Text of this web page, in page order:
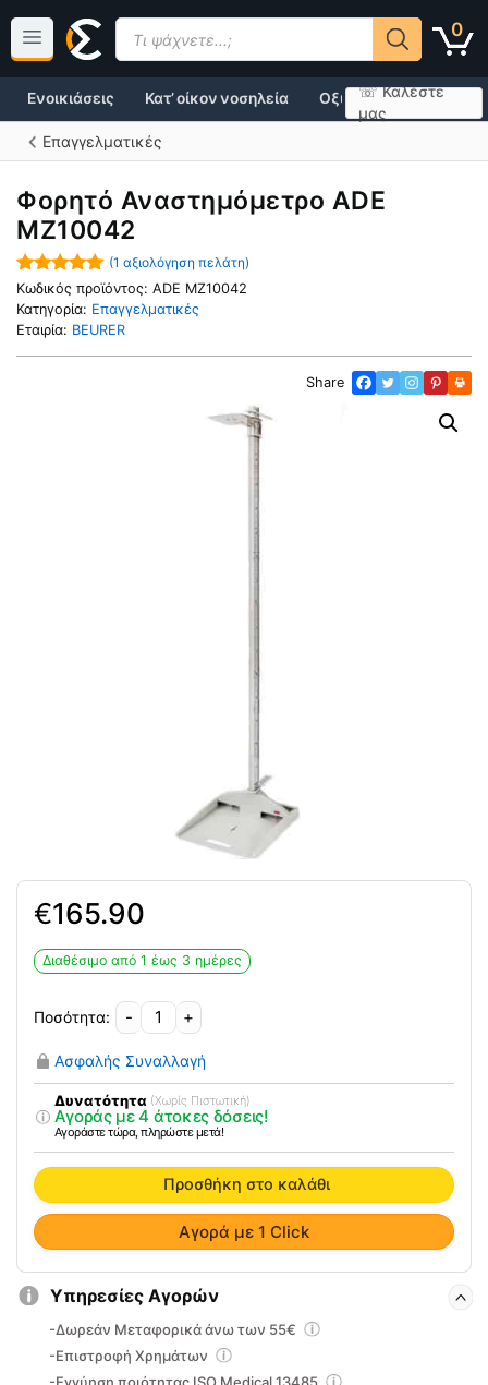
περιεχόμενο
0
Products
search
☏ Καλέστε
μας
Κατ’ οίκον νοσηλεία Οξυγονοθεραπεία
Ενοικιάσεις
Επαγγελματικές
Φορητό Αναστημόμετρο ADE
MZ10042
5.00out of
5
(1 αξιολόγηση πελάτη)
Κωδικός προϊόντος: ADE MZ10042
Κατηγορία: Επαγγελματικές
Εταιρία: BEURER
Share
165.90
€
Διαθέσιμο από 1 έως 3 ημέρες
-
Φορητό
Αναστημόμετρο
ADE
MZ10042
ποσότητα
+
Ασφαλής Συναλλαγή
Δυνατότητα (Χωρίς Πιστωτική)
Αγοράς με 4 άτοκες δόσεις!
Αγοράστε τώρα, πληρώστε μετά!
Προσθήκη στο καλάθι
Αγορά με 1 Click
Υπηρεσίες Αγορών
-Δωρεάν Μεταφορικά άνω των 55€
-Επιστροφή Χρημάτων